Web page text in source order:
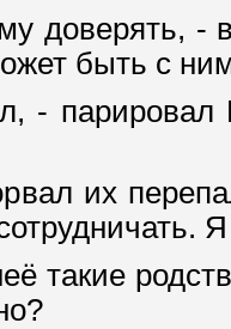
- в
быть с
парировал
их
такие